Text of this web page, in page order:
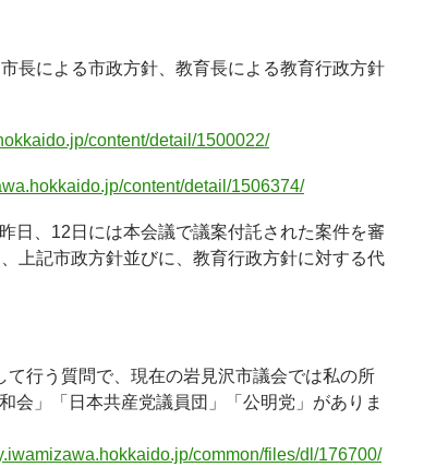
長による市政方針、教育長による教育行政方針
content/detail/1500022/
content/detail/1506374/
日、12日には本会議で議案付託された案件を審
上記市政方針並びに、教育行政方針に対する代
行う質問で、現在の岩見沢市議会では私の所
会」「日本共産党議員団」「公明党」がありま
common/files/dl/176700/